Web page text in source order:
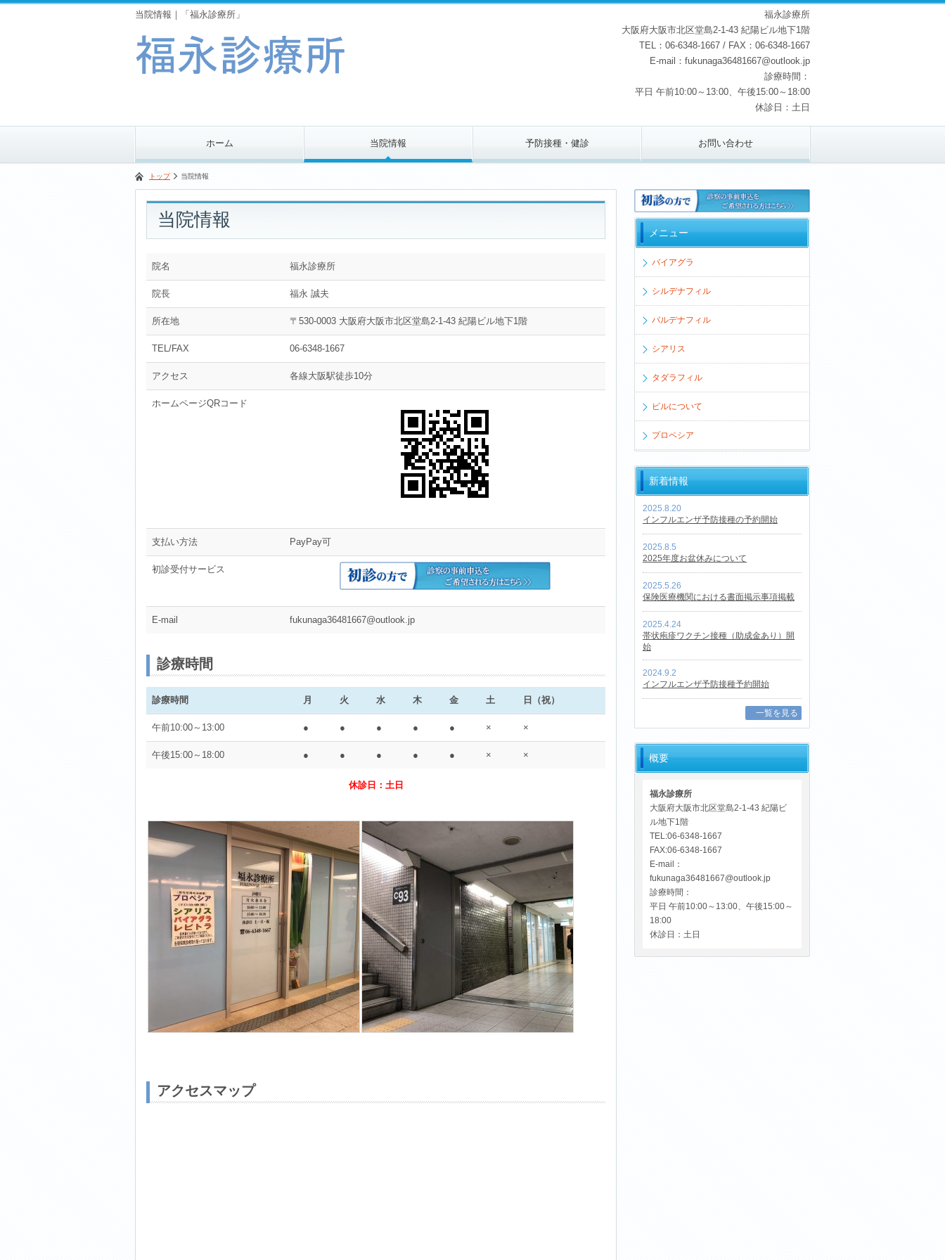
当院情報｜「福永診療所」
福永診療所
大阪府大阪市北区堂島2-1-43 紀陽ビル地下1階
TEL：06-6348-1667 / FAX：06-6348-1667
E-mail：fukunaga36481667@outlook.jp
診療時間：
平日 午前10:00～13:00、午後15:00～18:00
休診日：土日
ホーム 当院情報 予防接種・健診 お問い合わせ
トップ 当院情報
当院情報
院名 福永診療所
院長 福永 誠夫
所在地 〒530-0003 大阪府大阪市北区堂島2-1-43 紀陽ビル地下1階
TEL/FAX 06-6348-1667
アクセス 各線大阪駅徒歩10分
ホームページQRコード
支払い方法 PayPay可
初診受付サービス
E-mail fukunaga36481667@outlook.jp
診療時間
診療時間 月 火 水 木 金 土 日（祝）
午前10:00～13:00 ● ● ● ● ● × ×
午後15:00～18:00 ● ● ● ● ● × ×
休診日：土日
アクセスマップ
メニュー
バイアグラ
シルデナフィル
バルデナフィル
シアリス
タダラフィル
ピルについて
プロペシア
新着情報
2025.8.20
インフルエンザ予防接種の予約開始
2025.8.5
2025年度お盆休みについて
2025.5.26
保険医療機関における書面掲示事項掲載
2025.4.24
帯状疱疹ワクチン接種（助成金あり）開
始
2024.9.2
インフルエンザ予防接種予約開始
一覧を見る
概要
福永診療所
大阪府大阪市北区堂島2-1-43 紀陽ビ
ル地下1階
TEL:06-6348-1667
FAX:06-6348-1667
E-mail：
fukunaga36481667@outlook.jp
診療時間：
平日 午前10:00～13:00、午後15:00～
18:00
休診日：土日